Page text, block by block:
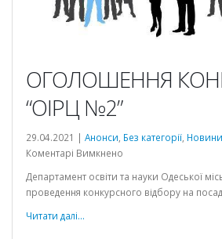
ОГОЛОШЕННЯ
“ОІРЦ №2”
29.04.2021 | Анонси Без категорії Новини
Коментарі Вимкнено
КОНКУРСУ
КУ
Департамент освіти та науки Одеської
проведення конкурсного відбору на
Читати далі...